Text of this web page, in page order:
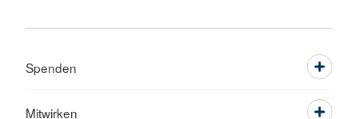
Spenden
Mitwirken